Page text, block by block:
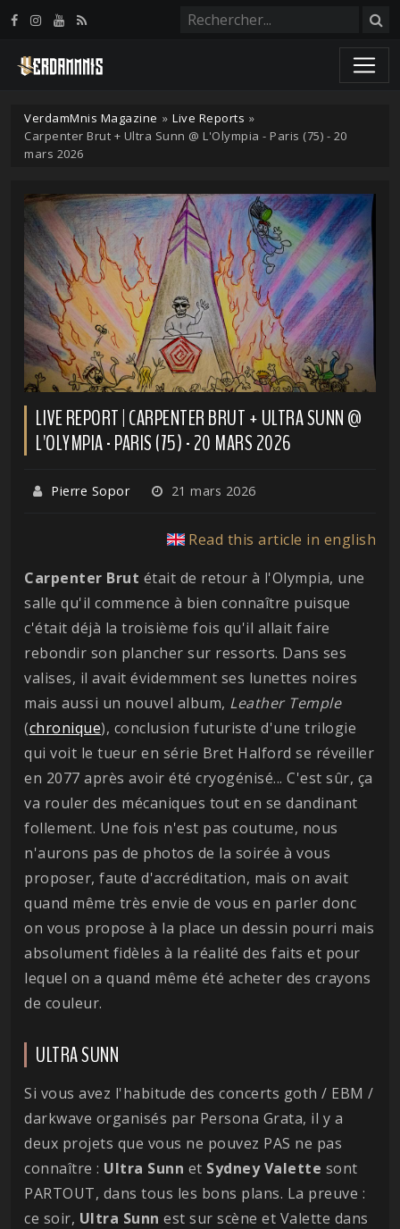
VerdamMnis Magazine » Live Reports »
Carpenter Brut + Ultra Sunn @ L'Olympia - Paris (75) - 20
mars 2026
LIVE REPORT | CARPENTER BRUT + ULTRA SUNN @
L'OLYMPIA - PARIS (75) - 20 MARS 2026
Pierre Sopor 21 mars 2026
Read this article in english
Carpenter Brut était de retour à l'Olympia, une
salle qu'il commence à bien connaître puisque
c'était déjà la troisième fois qu'il allait faire
rebondir son plancher sur ressorts. Dans ses
valises, il avait évidemment ses lunettes noires
mais aussi un nouvel album, Leather Temple
(chronique), conclusion futuriste d'une trilogie
qui voit le tueur en série Bret Halford se réveiller
en 2077 après avoir été cryogénisé... C'est sûr, ça
va rouler des mécaniques tout en se dandinant
follement. Une fois n'est pas coutume, nous
n'aurons pas de photos de la soirée à vous
proposer, faute d'accréditation, mais on avait
quand même très envie de vous en parler donc
on vous propose à la place un dessin pourri mais
absolument fidèles à la réalité des faits et pour
lequel on a quand même été acheter des crayons
de couleur.
ULTRA SUNN
Si vous avez l'habitude des concerts goth / EBM /
darkwave organisés par Persona Grata, il y a
deux projets que vous ne pouvez PAS ne pas
connaître : Ultra Sunn et Sydney Valette sont
PARTOUT, dans tous les bons plans. La preuve :
ce soir, Ultra Sunn est sur scène et Valette dans
Panneau de gestion des cookies